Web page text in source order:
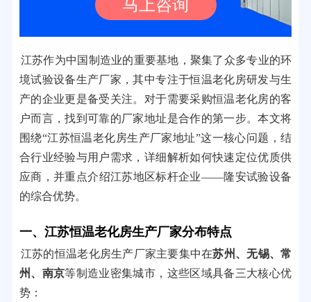
马上咨询
江苏作为中国制造业的重要基地，聚集了众多专业的环
境试验设备生产厂家，其中专注于恒温老化房研发与生
产的企业更是备受关注。对于需要采购恒温老化房的客
户而言，找到可靠的厂家地址是合作的第一步。本文将
围绕“江苏恒温老化房生产厂家地址”这一核心问题，结
合行业经验与用户需求，详细解析如何快速定位优质供
应商，并重点介绍江苏地区标杆企业——隆安试验设备
的综合优势。
一、江苏恒温老化房生产厂家分布特点
江苏的恒温老化房生产厂家主要集中在苏州、无锡、常
州、南京等制造业密集城市，这些区域具备三大核心优
势：